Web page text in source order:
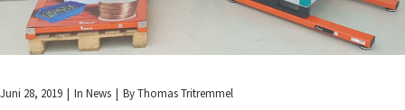
Juni 28, 2019 In News ByThomas Tritremmel